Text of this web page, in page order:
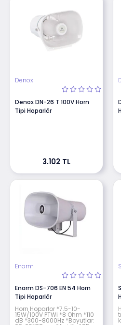
Denox
Denox DN-26 T 100V Horn
Tipi Hoparlör
3.102 TL
Enorm
Enorm DS-706 EN 54 Horn
Tipi Hoparlör
Horn Hoparlor *7.5-10-
15W/100V PTWi *8 Ohm *110
dB *300-8000Hz *Boyutlar: